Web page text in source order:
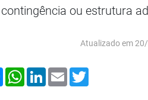
ou estrutura
Atualizado em
Messenger
WhatsApp
LinkedIn
Email